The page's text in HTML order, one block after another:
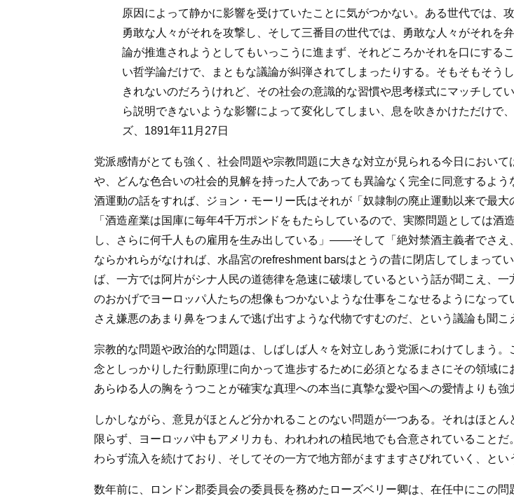
原因によって静かに影響を受けていたことに気がつかない。ある世代では、
勇敢な人々がそれを攻撃し、そして三番目の世代では、勇敢な人々がそれを
論が推進されようとしてもいっこうに進まず、それどころかそれを口にする
い哲学論だけで、まともな議論が糾弾されてしまったりする。そもそもそう
きれないのだろうけれど、その社会の意識的な習慣や思考様式にマッチして
ら説明できないような影響によって変化してしまい、息を吹きかけただけ
ズ、1891年11月27日
党派感情がとても強く、社会問題や宗教問題に大きな対立が見られる今日におい
や、どんな色合いの社会的見解を持った人であっても異論なく完全に同意するよ
酒運動の話をすれば、ジョン・モーリー氏はそれが「奴隷制の廃止運動以来で最
「酒造産業は国庫に毎年4千万ポンドをもたらしているので、実際問題としては
し、さらに何千人もの雇用を生み出している」――そして「絶対禁酒主義者でさ
ならかれらがなければ、水晶宮のrefreshment barsはとうの昔に閉店してしまって
ば、一方では阿片がシナ人民の道徳律を急速に破壊しているという話が聞こえ、
のおかげでヨーロッパ人たちの想像もつかないような仕事をこなせるようになっ
さえ嫌悪のあまり鼻をつまんで逃げ出すような代物ですむのだ、という議論も聞こ
宗教的な問題や政治的な問題は、しばしば人々を対立しあう党派にわけてしまう
念としっかりした行動原理に向かって進歩するために必須となるまさにその領域
あらゆる人の胸をうつことが確実な真理への本当に真摯な愛や国への愛情よりも強
しかしながら、意見がほとんど分かれることのない問題が一つある。それはほと
限らず、ヨーロッパ中もアメリカも、われわれの植民地でも合意されていること
わらず流入を続けており、そしてその一方で地方部がますますさびれていく、とい
数年前に、ロンドン郡委員会の委員長を務めたローズベリー卿は、在任中にこの問